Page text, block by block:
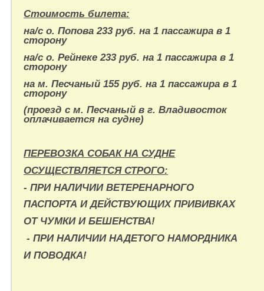
Стоимость билета:
на/с о. Попова 233 руб. на 1 пассажира в 1
сторону
на/с о. Рейнеке 233 руб. на 1 пассажира в 1
сторону
на м. Песчаный 155 руб. на 1 пассажира в 1
сторону
(проезд с м. Песчаный в г. Владивосток
оплачивается на судне)
ПЕРЕВОЗКА СОБАК НА СУДНЕ
ОСУЩЕСТВЛЯЕТСЯ СТРОГО:
- ПРИ НАЛИЧИИ ВЕТЕРЕНАРНОГО
ПАСПОРТА ИДЕЙСТВУЮЩИХ ПРИВИВКАХ
ОТ ЧУМКИ И БЕШЕНСТВА!
- ПРИ НАЛИЧИИ НАДЕТОГО НАМОРДНИКА
И ПОВОДКА!